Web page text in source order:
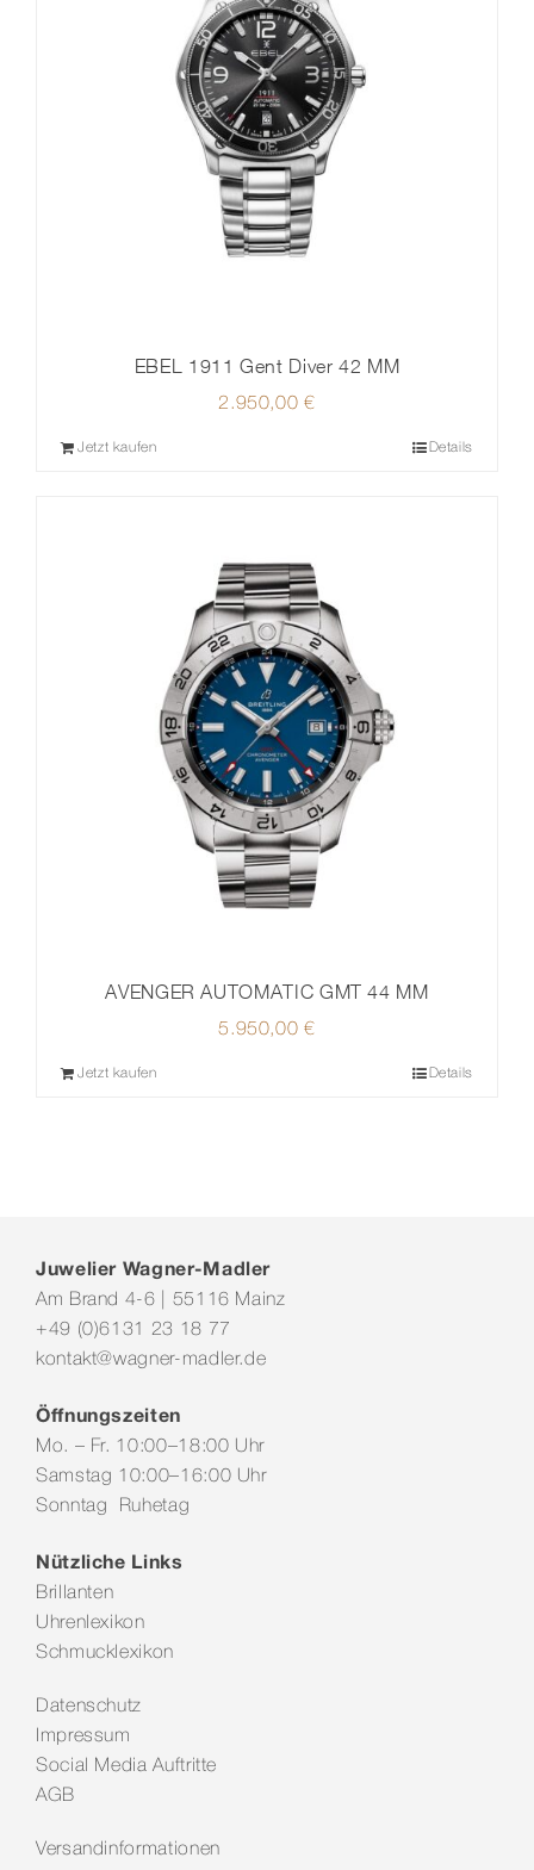
EBEL 1911 Gent Diver 42 MM
2.950,00€
Jetzt kaufen Details
AVENGER AUTOMATIC GMT 44 MM
5.950,00€
Jetzt kaufen Details
Juwelier Wagner-Madler
Am Brand 4-6 | 55116 Mainz
+49 (0)6131 23 18 77
kontakt@wagner-madler.de
Öffnungszeiten
Mo. – Fr. 10:00–18:00 Uhr
Samstag 10:00–16:00 Uhr
Sonntag Ruhetag
Nützliche Links
Brillanten
Uhrenlexikon
Schmucklexikon
Datenschutz
Impressum
Social Media Auftritte
AGB
Versandinformationen